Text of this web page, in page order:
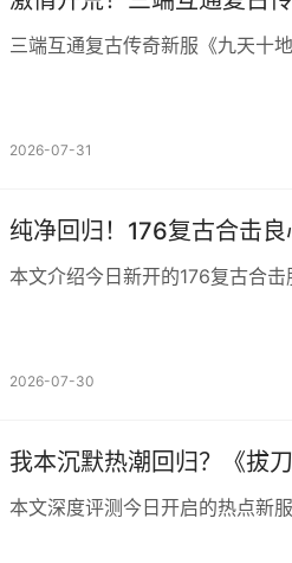
三端互通复古传奇新服《九天十
2026-07-31
纯净回归！176复古合击
本文介绍今日新开的176复古合
2026-07-30
我本沉默热潮回归？《拔
本文深度评测今日开启的热点新